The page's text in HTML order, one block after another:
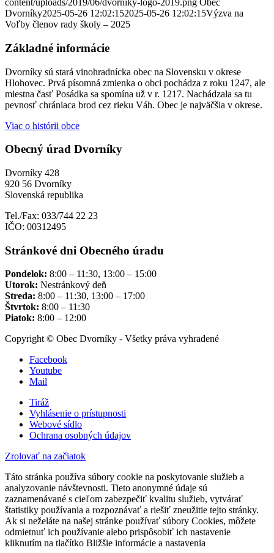
content/uploads/2019/06/dvorniky-logo-2019.png Obec
Dvorníky2025-05-26 12:02:152025-05-26 12:02:15Výzva na
Voľby členov rady školy – 2025
Základné informácie
Dvorníky sú stará vinohradnícka obec na Slovensku v okrese
Hlohovec. Prvá písomná zmienka o obci pochádza z roku 1247, ale
miestna časť Posádka sa spomína už v r. 1217. Nachádzala sa tu
pevnosť chrániaca brod cez rieku Váh. Obec je najväčšia v okrese.
Viac o histórii obce
Obecný úrad Dvorníky
Dvorníky 428
920 56 Dvorníky
Slovenská republika
Tel./Fax: 033/744 22 23
IČO: 00312495
Stránkové dni Obecného úradu
Pondelok: 8:00 – 11:30, 13:00 – 15:00
Utorok: Nestránkový deň
Streda: 8:00 – 11:30, 13:00 – 17:00
Štvrtok: 8:00 – 11:30
Piatok: 8:00 – 12:00
Copyright © Obec Dvorníky - Všetky práva vyhradené
Facebook
Youtube
Mail
Tiráž
Vyhlásenie o prístupnosti
Webové sídlo
Ochrana osobných údajov
Zrolovať na začiatok
Táto stránka používa súbory cookie na poskytovanie služieb a
analyzovanie návštevnosti. Tieto anonymné údaje sú
zaznamenávané s cieľom zabezpečiť kvalitu služieb, vytvárať
štatistiky používania a rozpoznávať a riešiť zneužitie tejto stránky.
Ak si neželáte na našej stránke používať súbory Cookies, môžete
odmietnuť ich používanie alebo prispôsobiť ich nastavenie
kliknutím na tlačítko Bližšie informácie a nastavenia